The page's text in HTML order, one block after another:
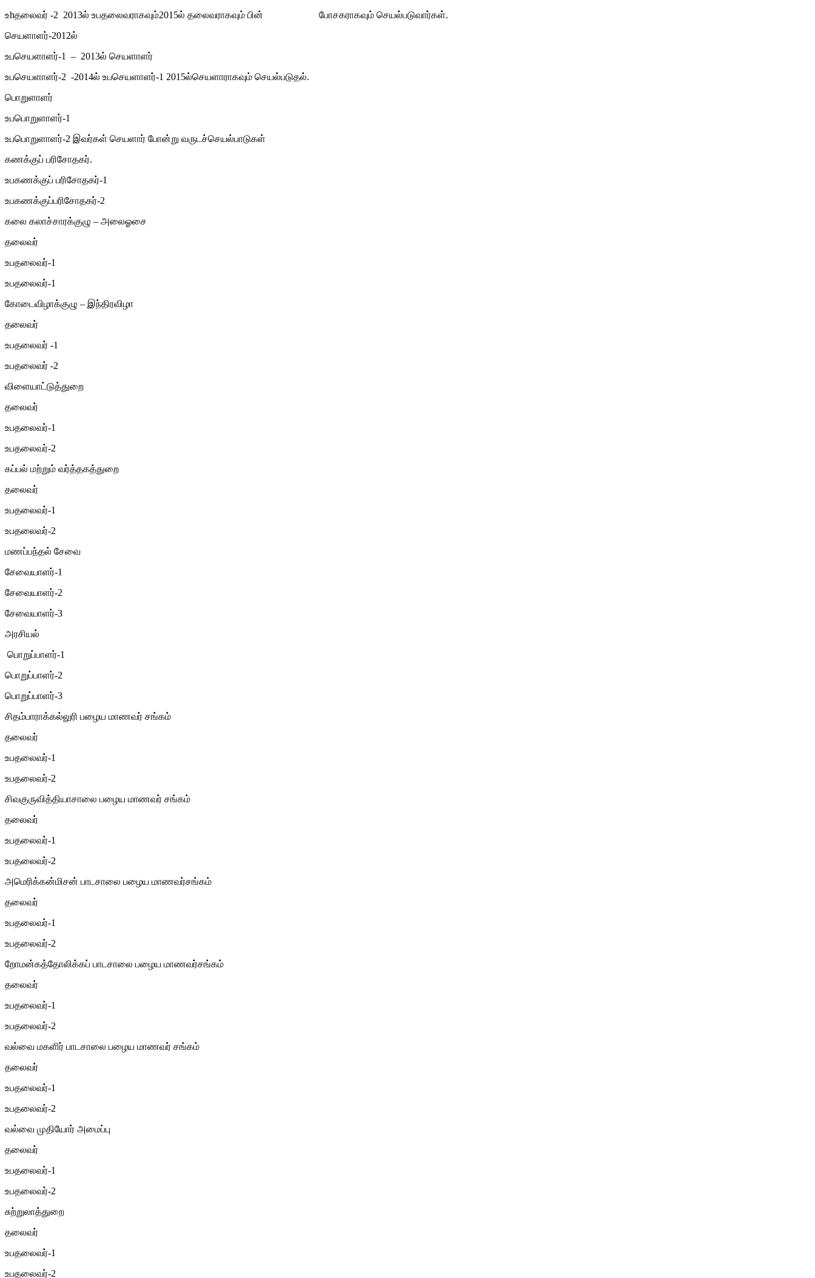
உhதலைவர் -2 2013ல் உபதலைவராகவும்2015ல் தலைவராகவும் பின் போசகராகவும் செயல்படுவார்கள்.
செயளாளர்-2012ல்
உபசெயளாளர்-1 – 2013ல் செயளாளர்
உபசெயளாளர்-2 -2014ல் உபசெயளாளர்-1 2015ல்செயளாராகவும் செயல்படுதல்.
பொறுளாளர்
உபபொறுளாளர்-1
உபபொறுளாளர்-2 இவர்கள் செயளார் போன்று வருடச்செயல்பாடுகள்
கணக்குப் பரிசோதகர்.
உபகணக்குப் பரிசோதகர்-1
உபகணக்குப்பரிசோதகர்-2
கலை கலாச்சாரக்குழு – அலைஓசை
தலைவர்
உபதலைவர்-1
உபதலைவர்-1
கோடைவிழாக்குழு – இந்திரவிழா
தலைவர்
உபதலைவர் -1
உபதலைவர் -2
விளையாட்டுத்துறை
தலைவர்
உபதலைவர்-1
உபதலைவர்-2
கப்பல் மற்றும் வர்த்தகத்துறை
தலைவர்
உபதலைவர்-1
உபதலைவர்-2
மணப்பந்தல் சேவை
சேவையாளர்-1
சேவையாளர்-2
சேவையாளர்-3
அரசியல்
பொறுப்பாளர்-1
பொறுப்பாளர்-2
பொறுப்பாளர்-3
சிதம்பாராக்கல்லுரி பழைய மாணவர் சங்கம்
தலைவர்
உபதலைவர்-1
உபதலைவர்-2
சிவகுருவித்தியாசாலை பழைய மாணவர் சங்கம்
தலைவர்
உபதலைவர்-1
உபதலைவர்-2
அமெரிக்கன்மிசன் பாடசாலை பழைய மாணவர்சங்கம்
தலைவர்
உபதலைவர்-1
உபதலைவர்-2
றோமன்கத்தோலிக்கப் பாடசாலை பழைய மாணவர்சங்கம்
தலைவர்
உபதலைவர்-1
உபதலைவர்-2
வல்வை மகளிர் பாடசாலை பழைய மாணவர் சங்கம்
தலைவர்
உபதலைவர்-1
உபதலைவர்-2
வல்வை முதியோர் அமைப்பு
தலைவர்
உபதலைவர்-1
உபதலைவர்-2
சுற்றுலாத்துறை
தலைவர்
உபதலைவர்-1
உபதலைவர்-2